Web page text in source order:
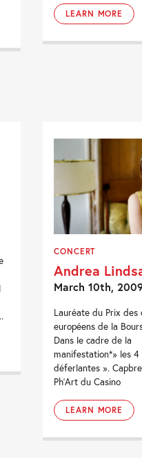
LEARN MORE
CONCERT
Andrea
March 10th,
Lauréate du Prix des
européens de la
Dans le cadre de la
manifestation*» les 4
déferlantes ».
Ph'Art du Casino
LEARN MORE